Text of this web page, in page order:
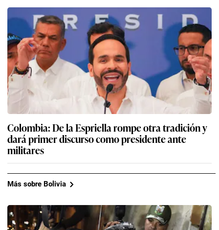
Colombia: De la Espriella rompe otra tradición y
dará primer discurso como presidente ante
militares
Más sobre Bolivia